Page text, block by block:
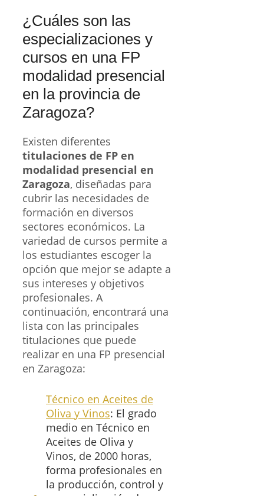
¿Cuáles son las
especializaciones y
cursos en una FP
modalidad presencial
en la provincia de
Zaragoza?
Existen diferentes
titulaciones de FP en
modalidad presencial en
Zaragoza, diseñadas para
cubrir las necesidades de
formación en diversos
sectores económicos. La
variedad de cursos permite a
los estudiantes escoger la
opción que mejor se adapte a
sus intereses y objetivos
profesionales. A
continuación, encontrará una
lista con las principales
titulaciones que puede
realizar en una FP presencial
en Zaragoza:
Técnico en Aceites de
Oliva y Vinos: El grado
medio en Técnico en
Aceites de Oliva y
Vinos, de 2000 horas,
forma profesionales en
la producción, control y